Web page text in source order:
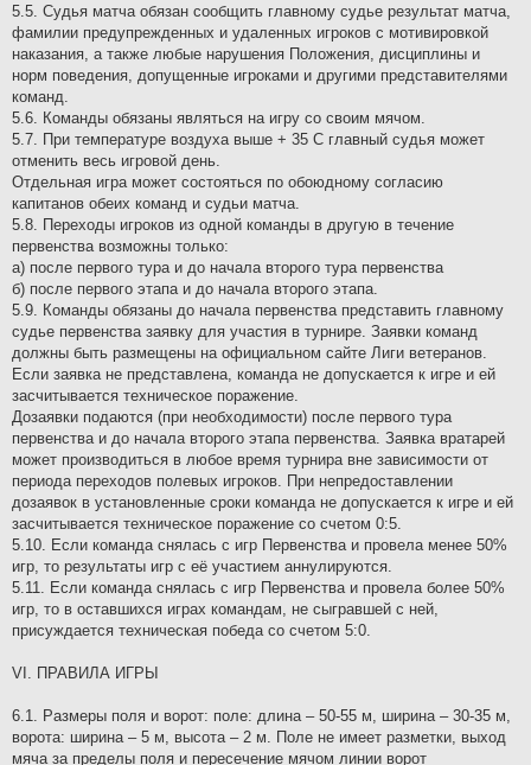
5.5. Судья матча обязан сообщить главному судье результат матча,
фамилии предупрежденных и удаленных игроков с мотивировкой
наказания, а также любые нарушения Положения, дисциплины и
норм поведения, допущенные игроками и другими представителями
команд.
5.6. Команды обязаны являться на игру со своим мячом.
5.7. При температуре воздуха выше + 35 С главный судья может
отменить весь игровой день.
Отдельная игра может состояться по обоюдному согласию
капитанов обеих команд и судьи матча.
5.8. Переходы игроков из одной команды в другую в течение
первенства возможны только:
а) после первого тура и до начала второго тура первенства
б) после первого этапа и до начала второго этапа.
5.9. Команды обязаны до начала первенства представить главному
судье первенства заявку для участия в турнире. Заявки команд
должны быть размещены на официальном сайте Лиги ветеранов.
Если заявка не представлена, команда не допускается к игре и ей
засчитывается техническое поражение.
Дозаявки подаются (при необходимости) после первого тура
первенства и до начала второго этапа первенства. Заявка вратарей
может производиться в любое время турнира вне зависимости от
периода переходов полевых игроков. При непредоставлении
дозаявок в установленные сроки команда не допускается к игре и ей
засчитывается техническое поражение со счетом 0:5.
5.10. Если команда снялась с игр Первенства и провела менее 50%
игр, то результаты игр с её участием аннулируются.
5.11. Если команда снялась с игр Первенства и провела более 50%
игр, то в оставшихся играх командам, не сыгравшей с ней,
присуждается техническая победа со счетом 5:0.
VI. ПРАВИЛА ИГРЫ
6.1. Размеры поля и ворот: поле: длина – 50-55 м, ширина – 30-35 м,
ворота: ширина – 5 м, высота – 2 м. Поле не имеет разметки, выход
мяча за пределы поля и пересечение мячом линии ворот